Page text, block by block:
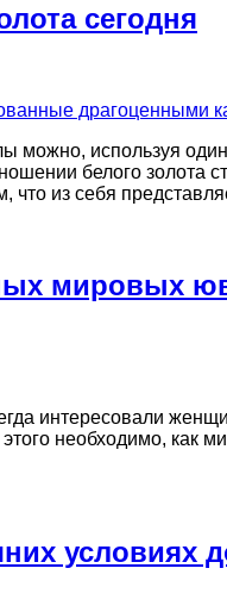
сегодня
можно, используя
белого золота
что из себя
мировых
интересовали
необходимо,
условиях